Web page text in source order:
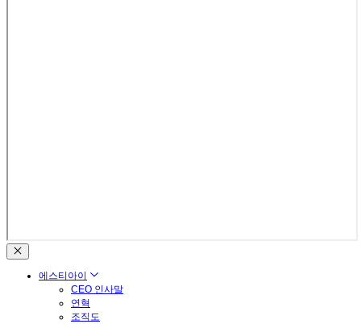
에스티아이
CEO 인사말
연혁
조직도